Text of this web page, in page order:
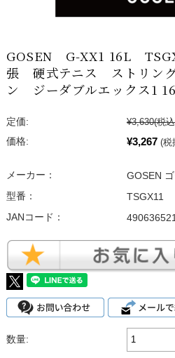
GOSEN G-XX1 16L
張 硬式テニス ストリン
ン ジーダブルエックス1
定価: ¥3,630(税
価格:
¥3,267 (税
メーカー：
GOSEN
型番：
TSGX11
JANコード：
数量: